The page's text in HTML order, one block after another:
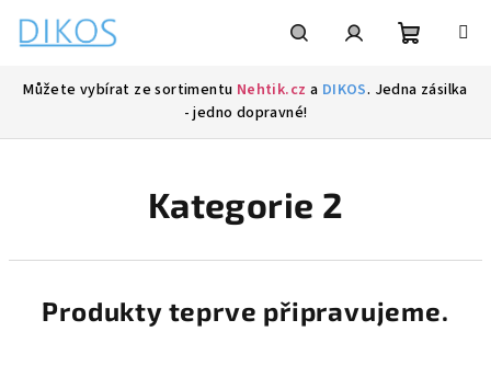
obsah
Můžete vybírat ze sortimentu Nehtik.cz a DIKOS. Jedna zásilka
- jedno dopravné!
Kategorie 2
Produkty teprve připravujeme.